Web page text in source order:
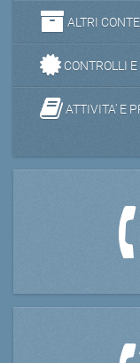
ALTRI
CONTROLLI
ATTIVITA' E